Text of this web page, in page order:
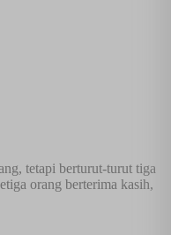
tetapi berturut-turut tiga
orang berterima kasih,